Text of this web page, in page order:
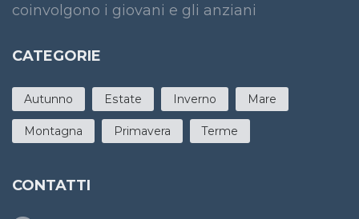
coinvolgono i giovani e gli anziani
CATEGORIE
Autunno Estate Inverno Mare
Montagna Primavera Terme
CONTATTI